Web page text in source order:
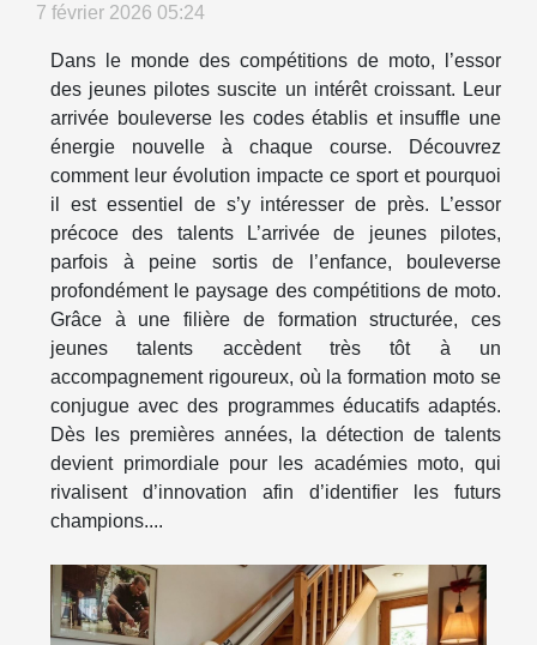
7 février 2026 05:24
Dans le monde des compétitions de moto, l’essor
des jeunes pilotes suscite un intérêt croissant. Leur
arrivée bouleverse les codes établis et insuffle une
énergie nouvelle à chaque course. Découvrez
comment leur évolution impacte ce sport et pourquoi
il est essentiel de s’y intéresser de près. L’essor
précoce des talents L’arrivée de jeunes pilotes,
parfois à peine sortis de l’enfance, bouleverse
profondément le paysage des compétitions de moto.
Grâce à une filière de formation structurée, ces
jeunes talents accèdent très tôt à un
accompagnement rigoureux, où la formation moto se
conjugue avec des programmes éducatifs adaptés.
Dès les premières années, la détection de talents
devient primordiale pour les académies moto, qui
rivalisent d’innovation afin d’identifier les futurs
champions....